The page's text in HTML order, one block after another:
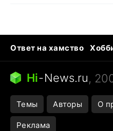
Ответ на хамство
Бензин 100 и 95
Тунцы
Следующая пандемия
Hi-News.ru,
Темы Авторы О
Реклама